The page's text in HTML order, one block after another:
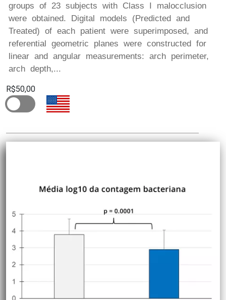
groups of 23 subjects with Class I malocclusion
were obtained. Digital models (Predicted and
Treated) of each patient were superimposed, and
referential geometric planes were constructed for
linear and angular measurements: arch perimeter,
arch depth,...
R$50,00